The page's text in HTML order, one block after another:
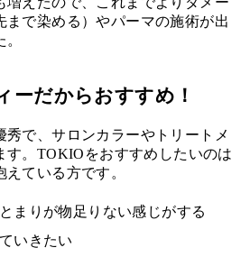
まで染める）やパーマの施術が出
ーだからおすすめ！
秀で、サロンカラーやトリートメ
す。TOKIOをおすすめしたいのは
ている方です。
まりが物足りない感じがする
いきたい